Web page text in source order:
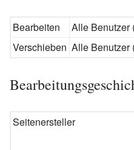
Bearbeiten
Alle Benutzer
Verschieben Alle Benutzer
Seitenersteller